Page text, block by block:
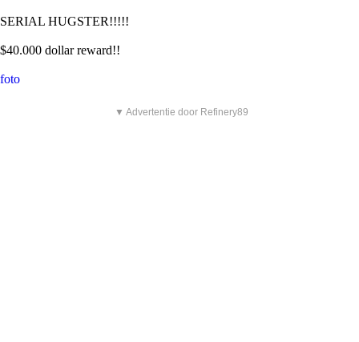
SERIAL HUGSTER!!!!!
$40.000 dollar reward!!
foto
▼ Advertentie door Refinery89